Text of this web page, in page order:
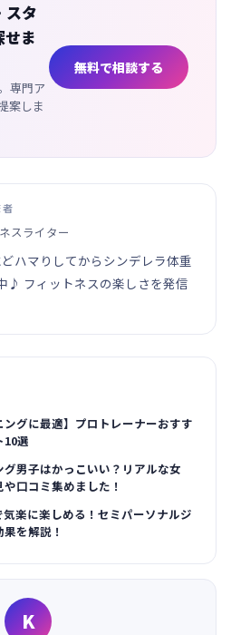
スタ
ま
専門ア
案しま
無料で相談する
スライター
ハマりしてからシンデレラ体重
♪ フィットネスの楽しさを発信
ングに最適】プロトレーナーおすす
10選
グ男子はかっこいい？リアルな女
口コミ集めました！
気楽に楽しめる！セミパーソナルジ
を解説！
K